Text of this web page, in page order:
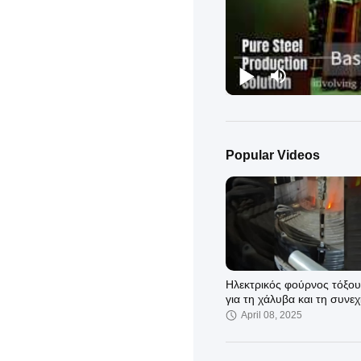
Popular Videos
Ηλεκτρικός φούρνος
για τη χάλυβα και τη
χύτευση μεγάλης
April 08, 2025